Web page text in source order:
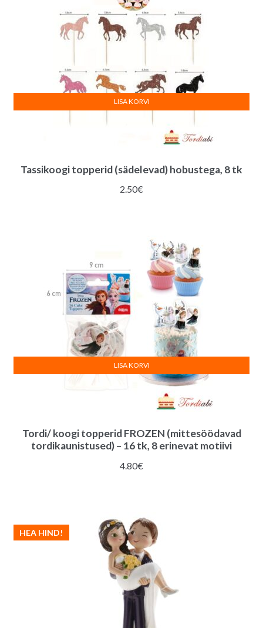
Tassikoogi topperid (sädelevad) hobustega, 8 tk
2.50€
LISA KORVI
Tordi/ koogi topperid FROZEN (mittesöödavad
tordikaunistused) – 16 tk, 8 erinevat motiivi
4.80€
LISA KORVI
HEA HIND!